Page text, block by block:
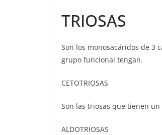
TRIOSAS
Son los monosacáridos de 3
grupo funcional tengan.
CETOTRIOSAS
Son las triosas que tienen
ALDOTRIOSAS